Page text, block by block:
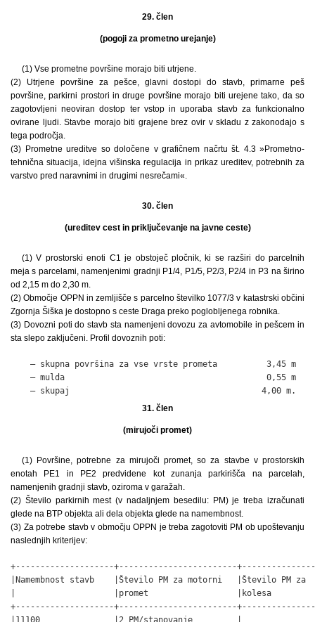
29. člen
(pogoji za prometno urejanje)
(1) Vse prometne površine morajo biti utrjene.
(2) Utrjene površine za pešce, glavni dostopi do stavb, primarne peš
površine, parkirni prostori in druge površine morajo biti urejene tako, da so
zagotovljeni neoviran dostop ter vstop in uporaba stavb za funkcionalno
ovirane ljudi. Stavbe morajo biti grajene brez ovir v skladu z zakonodajo s
tega področja.
(3) Prometne ureditve so določene v grafičnem načrtu št. 4.3 »Prometno-
tehnična situacija, idejna višinska regulacija in prikaz ureditev, potrebnih za
varstvo pred naravnimi in drugimi nesrečami«.
30. člen
(ureditev cest in priključevanje na javne ceste)
(1) V prostorski enoti C1 je obstoječ pločnik, ki se razširi do parcelnih
meja s parcelami, namenjenimi gradnji P1/4, P1/5, P2/3, P2/4 in P3 na širino
od 2,15 m do 2,30 m.
(2) Območje OPPN in zemljišče s parcelno številko 1077/3 v katastrski občini
Zgornja Šiška je dostopno s ceste Draga preko poglobljenega robnika.
(3) Dovozni poti do stavb sta namenjeni dovozu za avtomobile in pešcem in
sta slepo zaključeni. Profil dovoznih poti:
– skupna površina za vse vrste prometa          3,45 m
    – mulda                                         0,55 m
    – skupaj                                       4,00 m.
31. člen
(mirujoči promet)
(1) Površine, potrebne za mirujoči promet, so za stavbe v prostorskih
enotah PE1 in PE2 predvidene kot zunanja parkirišča na parcelah,
namenjenih gradnji stavb, oziroma v garažah.
(2) Število parkirnih mest (v nadaljnjem besedilu: PM) je treba izračunati
glede na BTP objekta ali dela objekta glede na namembnost.
(3) Za potrebe stavb v območju OPPN je treba zagotoviti PM ob upoštevanju
naslednjih kriterijev:
+--------------------+------------------------
|Namembnost stavb    |Število PM za motorni   |Število PM
|                    |promet                  |kolesa
+--------------------+------------------------
|11100               |2 PM/stanovanje         |